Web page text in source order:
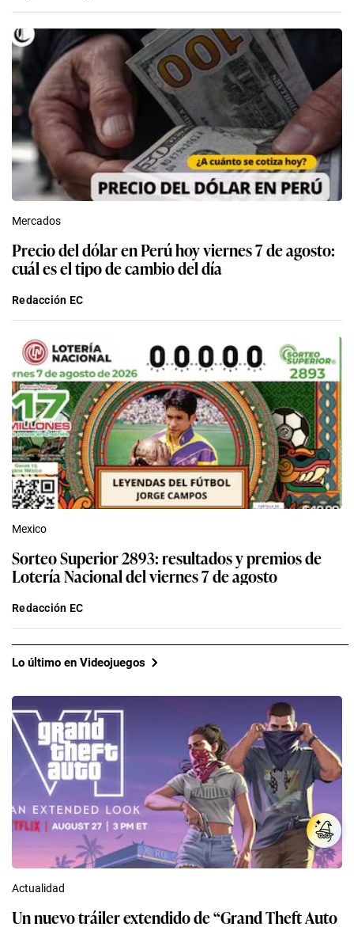
Mercados
Precio del dólar en Perú hoy viernes 7 de agosto:
cuál es el tipo de cambio del día
Redacción EC
Mexico
Sorteo Superior 2893: resultados y premios de
Lotería Nacional del viernes 7 de agosto
Redacción EC
Lo último en Videojuegos
Actualidad
Un nuevo tráiler extendido de “Grand Theft Auto